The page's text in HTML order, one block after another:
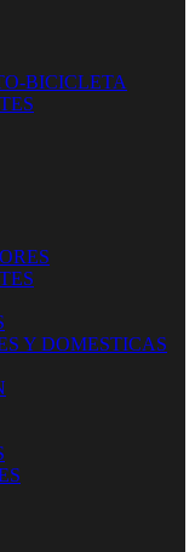
BICICLETA
Y DOMESTICAS